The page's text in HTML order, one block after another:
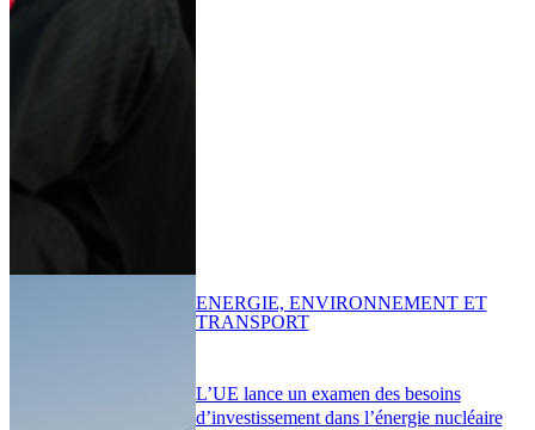
L’UE lance un examen des besoins
d’investissement dans l’énergie nucléaire
ENERGIE, ENVIRONNEMENT ET
TRANSPORT